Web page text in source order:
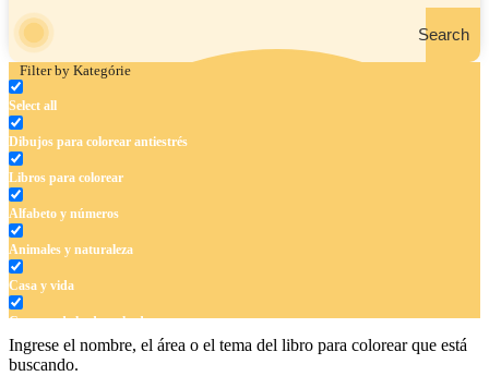
Search
Filter by Kategórie
Select all
Dibujos para colorear antiestrés
Libros para colorear
Alfabeto y números
Animales y naturaleza
Casa y vida
Cuentos de hadas y hadas
Deporte
Ingrese el nombre, el área o el tema del libro para colorear que está
buscando.